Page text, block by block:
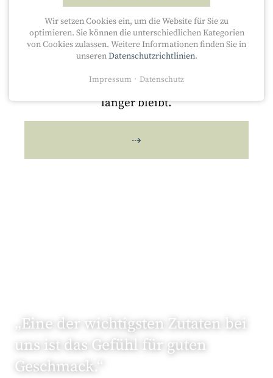
„Eine der wichtigsten Zutaten bei
uns ist das Gefühl für guten
Geschmack.“
fangfrischer Fisch oder Köstlichkeiten aus
der Traditionsräucherei – mit unseren
hausgemachten Spezialitäten servieren
wir Ihrem Gaumen etwas Gutes. Dazu
Gemütlichkeit – für die man gerne etwas
länger bleibt.
⇢
Wir setzen Cookies ein, um die Website für Sie zu
optimieren. Sie können die unterschiedlichen Kategorien
von Cookies zulassen. Weitere Informationen finden Sie in
unserenDatenschutzrichtlinien.
Impressum Datenschutz